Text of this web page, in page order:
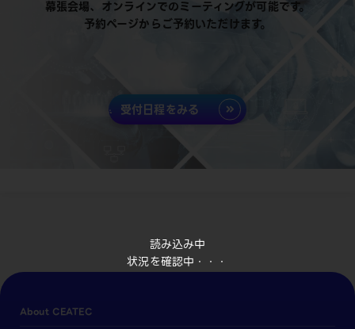
読み込み中
状況を確認中・・・
幕張会場、オンラインでのミーティングが可能です。
予約ページからご予約いただけます。
受付日程をみる
About CEATEC